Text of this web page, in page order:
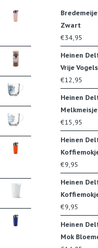
Zwart
€34,95
Heinen
Vrije Vogels
€12,95
Heinen
Melkmeisje
€15,95
Heinen
€9,95
Heinen
€9,95
Heinen
Mok